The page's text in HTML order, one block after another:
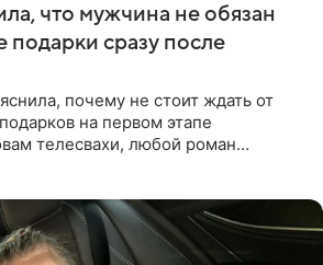
что мужчина не обязан
подарки сразу после
почему не стоит ждать от
на первом этапе
телесвахи, любой роман